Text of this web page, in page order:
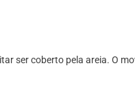
ser coberto pela areia. O